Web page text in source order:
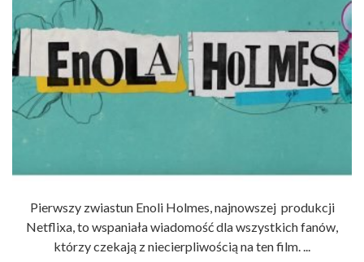
Pierwszy zwiastun Enoli Holmes, najnowszej produkcji
Netflixa, to wspaniała wiadomość dla wszystkich fanów,
którzy czekają z niecierpliwością na ten film. ...